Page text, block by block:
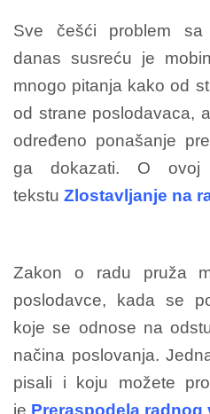
Sve češći problem
danas susreću je
mnogo pitanja kako od
od strane poslodavaca,
određeno ponašanje
ga dokazati. O
tekstu Zlostavljanje na
Zakon o radu pruža
poslodavce, kada se
koje se odnose na
načina poslovanja.
pisali i koju možete